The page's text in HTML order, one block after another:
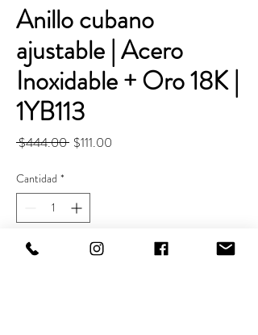
Anillo cubano
ajustable | Acero
Inoxidable + Oro 18K |
1YB113
$444.00 Precio
$111.00
Cantidad *
Agregar al carrito